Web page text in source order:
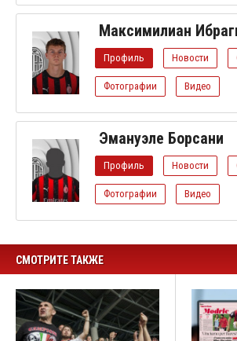
Максимилиан
Профиль Новости
Фотографии Видео
Эмануэле Борсани
Профиль Новости
Фотографии Видео
СМОТРИТЕ ТАКЖЕ